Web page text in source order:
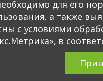
для его
а также
с условиями
в